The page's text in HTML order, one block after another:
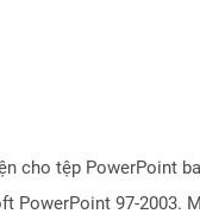
cho tệp PowerPoint
PowerPoint 97-2003.